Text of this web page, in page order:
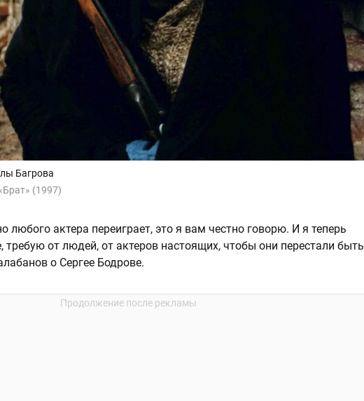
Багрова
(1997)
любого актера переиграет, это я вам честно говорю. И я теперь
от людей, от актеров настоящих, чтобы они перестали быть
о Сергее Бодрове.